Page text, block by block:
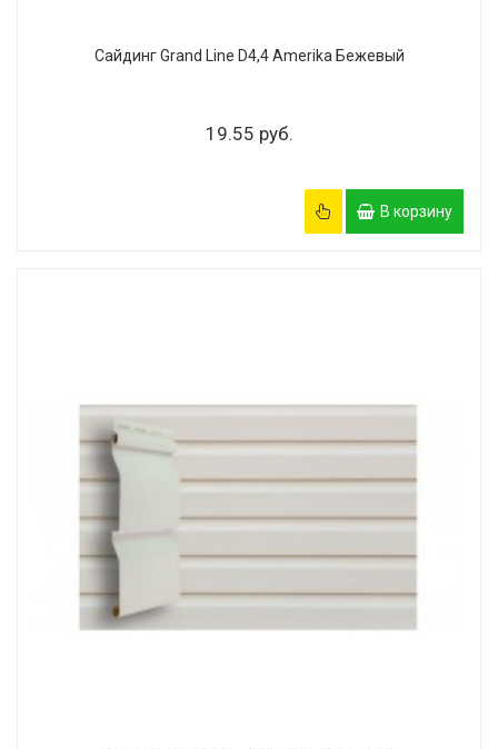
Сайдинг Grand Line D4,4 Amerika Бежевый
19.55 руб.
В корзину